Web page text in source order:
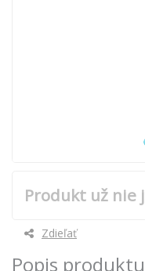
Produkt už nie
Zdieľať
Popis produktu